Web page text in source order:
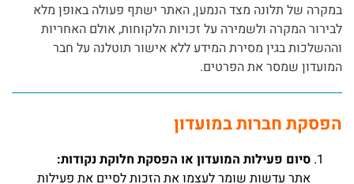
במקרה של תלונה מצד הנמען, האתר ישתף פעולה באופן מלא
לבירור המקרה ולשמירה על זכויות הלקוחות, אולם האחריות
וההשלכות בגין מסירת המידע ללא אישור תוטלנה על חבר
המועדון שמסר את הפרטים.
הפסקת חברות במועדון
סיום פעילות המועדון או הפסקת חלוקת נקודות:
אתר עדשות שומר לעצמו את הזכות לסיים את פעילות